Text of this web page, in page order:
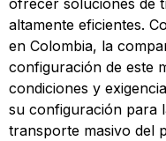
ofrecer soluciones de
altamente eficientes.
en Colombia, la
configuración de este
condiciones y
su configuración para
transporte masivo del